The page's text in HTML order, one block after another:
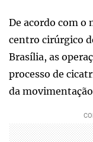
De acordo com o
centro cirúrgico
Brasília, as
processo de
da